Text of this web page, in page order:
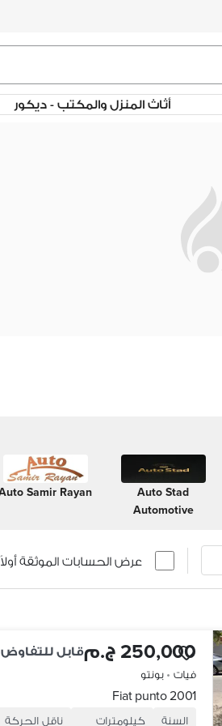
أثاث المنزل والمكتب - ديكور
Auto Stad
Automotive
Samir Rayan
عرض الحسابات الموثقة أولاً
250,000 ج.م قابل للتفاوض
فيات • بونتو
Fiat punto 2001
السنة
كيلومترات
ناقل الحركة